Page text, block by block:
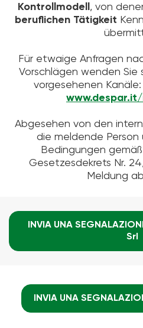
Kontrollmodell , von
beruflichen Tätigkeit
Für etwaige Anfragen
Vorschlägen wenden
vorgesehenen
Abgesehen von den
die meldende
Bedingungen
Gesetzesdekrets Nr.
Meldung
INVIA UNA
Srl
INVIA UNA